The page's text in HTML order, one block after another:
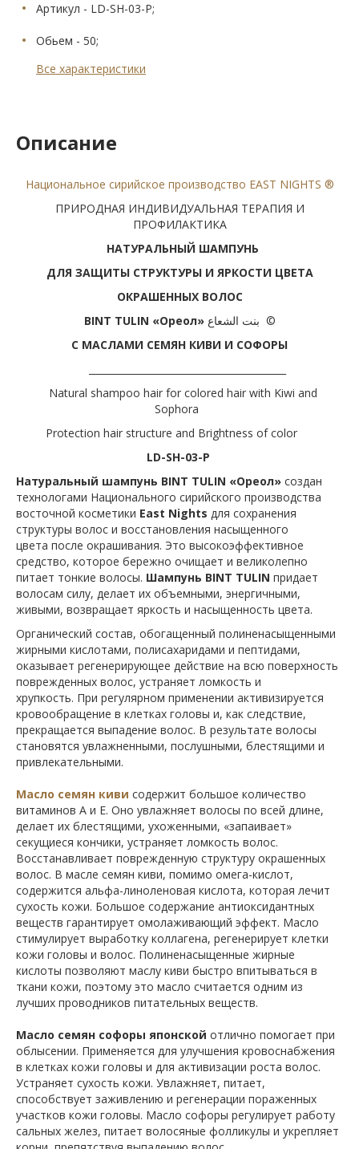
Артикул - LD-SH-03-P;
Обьем - 50;
Все характеристики
Описание
Национальное сирийское производство EAST NIGHTS ®
ПРИРОДНАЯ ИНДИВИДУАЛЬНАЯ ТЕРАПИЯ И
ПРОФИЛАКТИКА
НАТУРАЛЬНЫЙ ШАМПУНЬ
ДЛЯ ЗАЩИТЫ СТРУКТУРЫ И ЯРКОСТИ ЦВЕТА
ОКРАШЕННЫХ ВОЛОС
BINT TULIN «Ореол»
بنت الشعاع ©
С МАСЛАМИ СЕМЯН КИВИ И СОФОРЫ
Natural shampoo hair for colored hair with Kiwi and
Sophora
Protection hair structure and Brightness of color
LD-SH-03-P
Натуральный шампунь BINT TULIN «Ореол» создан
технологами Национального сирийского производства
восточной косметики East Nights для сохранения
структуры волос и восстановления насыщенного
цвета после окрашивания. Это высокоэффективное
средство, которое бережно очищает и великолепно
питает тонкие волосы. Шампунь BINT TULIN придает
волосам силу, делает их объемными, энергичными,
живыми, возвращает яркость и насыщенность цвета.
Органический состав, обогащенный полиненасыщенными
жирными кислотами, полисахаридами и пептидами,
оказывает регенерирующее действие на всю поверхность
поврежденных волос, устраняет ломкость и
хрупкость. При регулярном применении активизируется
кровообращение в клетках головы и, как следствие,
прекращается выпадение волос. В результате волосы
становятся увлажненными, послушными, блестящими и
привлекательными.
Масло семян киви содержит большое количество
витаминов А и Е. Оно увлажняет волосы по всей длине,
делает их блестящими, ухоженными, «запаивает»
секущиеся кончики, устраняет ломкость волос.
Восстанавливает поврежденную структуру окрашенных
волос. В масле семян киви, помимо омега-кислот,
содержится альфа-линоленовая кислота, которая лечит
сухость кожи. Большое содержание антиоксидантных
веществ гарантирует омолаживающий эффект. Масло
стимулирует выработку коллагена, регенерирует клетки
кожи головы и волос. Полиненасыщенные жирные
кислоты позволяют маслу киви быстро впитываться в
ткани кожи, поэтому это масло считается одним из
лучших проводников питательных веществ.
Масло семян софоры японской отлично помогает при
облысении. Применяется для улучшения кровоснабжения
в клетках кожи головы и для активизации роста волос.
Устраняет сухость кожи. Увлажняет, питает,
способствует заживлению и регенерации пораженных
участков кожи головы. Масло софоры регулирует работу
сальных желез, питает волосяные фолликулы и укрепляет